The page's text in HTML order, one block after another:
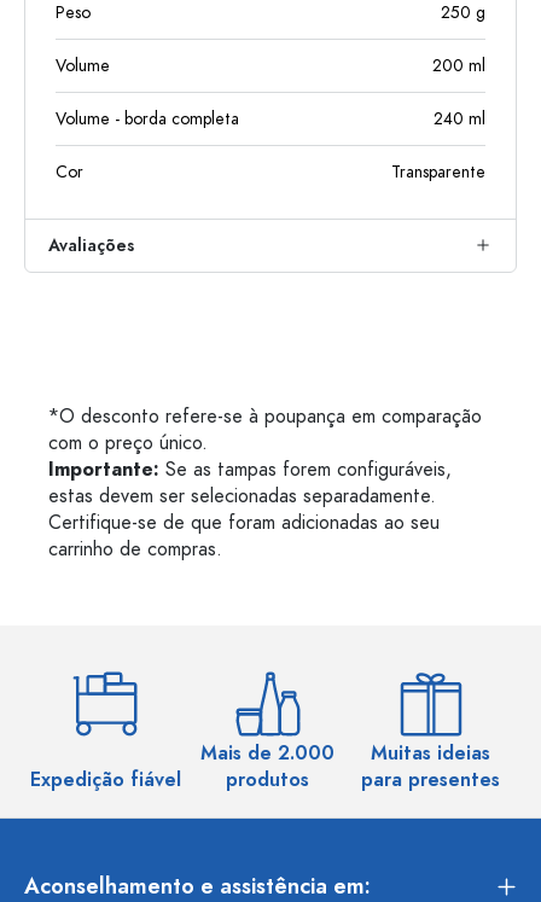
Peso 250 g
Volume 200 ml
Volume - borda completa 240 ml
Cor Transparente
Avaliações
*O desconto refere-se à poupança em comparação
com o preço único.
Importante: Se as tampas forem configuráveis,
estas devem ser selecionadas separadamente.
Certifique-se de que foram adicionadas ao seu
carrinho de compras.
Expedição fiável
Mais de 2.000
produtos
Muitas ideias
para presentes
Aconselhamento e assistência em: